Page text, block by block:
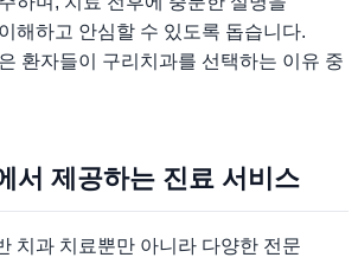
해하고 안심할 수 있도록 돕습니다.
환자들이 구리치과를 선택하는 이유 중
서 제공하는 진료 서비스
치과 치료뿐만 아니라 다양한 전문